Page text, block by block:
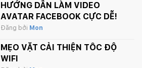
HƯỚNG DẪN LÀM VIDEO
AVATAR FACEBOOK CỰC DỄ!
Đăng bởi Mon
MẸO VẶT CẢI THIỆN TỐC ĐỘ
WIFI